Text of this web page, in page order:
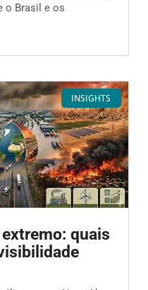
o Brasil e os
INSIGHTS
quais